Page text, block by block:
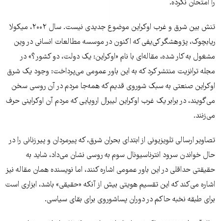
را امتحان نکرده.
تنش بین شرق و غرب اوکراین موضوع جدیدی نیست. سال ۲۰۰۲، میکولا
ریابچوک، پژوهشگر کی‌یفی که اکنون در موسسه مطالعات انسانی در وین
مشغول به کار شده، مقاله‌ای با نام «اوکراین: یک دولت، دو کشور؟» در
مجله ترانزیت منتشر کرد که به این باور عمومی می‌پرداخت: وجود یک شرق
اوکراین صنعتی به سبک شوروی قدیم که همه‌جا مردم در آن روسی سخن
می‌گویند، در برابر یک غرب اوکراین لیبرال اروپایی که مردم آن اوکراینی حرف
می‌زنند.
تصاویر ارسالی تلویزیونی از ابتدای بحران شرق، که پیرمردان و پیرزنانی را در
حال خواندن سرود انترناسیونال سوم به روسی نشان می‌داد، شاید به
حقیقتی حداقلی در این باور عمومی اشاره کنند، اما نویسنده همان مقاله نیز
اشاره می‌کند که این تقسیم هویتی بیش از آنکه «حقیقی» باشد، ابزاری است
برای طبقه نخبه حاکم در دوران پساشوروی برای بقای سیاسی.